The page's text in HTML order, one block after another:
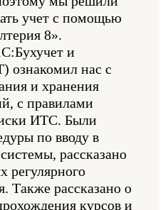
учет с помощью
8».
и
ознакомил нас с
и хранения
с правилами
ИТС. Были
по вводу в
рассказано
регулярного
Также рассказано о
курсов и